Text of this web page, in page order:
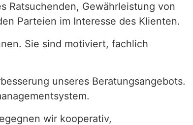
Ratsuchenden, Gewährleistung von
Parteien im Interesse des Klienten.
Sie sind motiviert, fachlich
unseres Beratungsangebots.
wir kooperativ,